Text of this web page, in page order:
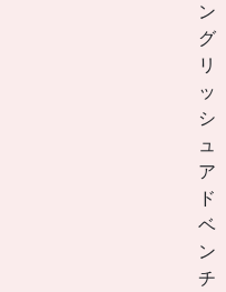
ン
グ
リ
ッ
シ
ュ
ア
ド
ベ
ン
チ